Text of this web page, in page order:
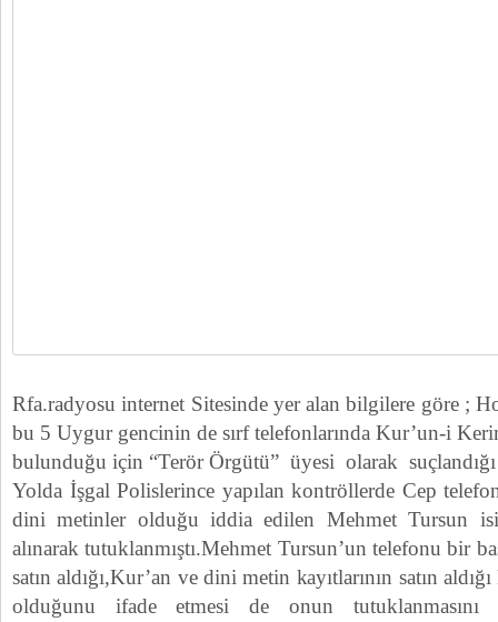
Rfa.radyosu internet Sitesinde yer alan bilgilere göre ;
bu 5 Uygur gencinin de sırf telefonlarında Kur’un-i
bulunduğu için “Terör Örgütü” üyesi olarak
Yolda İşgal Polislerince yapılan kontröllerde Cep
dini metinler olduğu iddia edilen Mehmet Tursun
alınarak tutuklanmıştı.Mehmet Tursun’un telefonu bir
satın aldığı,Kur’an ve dini metin kayıtlarının satın
olduğunu ifade etmesi de onun tutuklanmasını